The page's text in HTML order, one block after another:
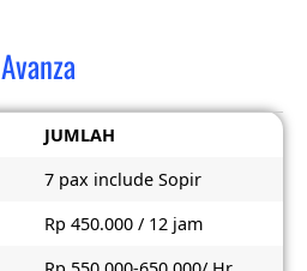
Avanza
JUMLAH
7 pax include Sopir
Rp 450.000 / 12 jam